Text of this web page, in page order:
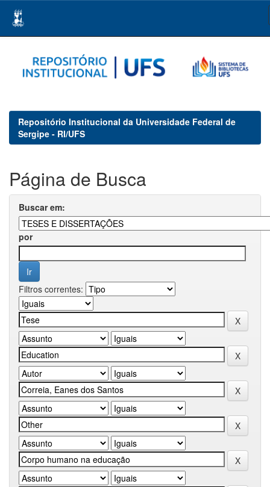
navigation
Repositório Institucional da Universidade Federal de
Sergipe - RI/UFS
Página de Busca
Buscar em:
por
Filtros correntes: